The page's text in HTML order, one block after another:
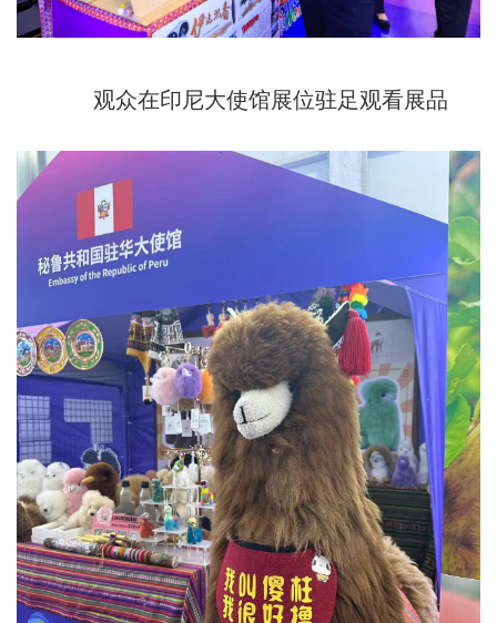
观众在印尼大使馆展位驻足观看展品